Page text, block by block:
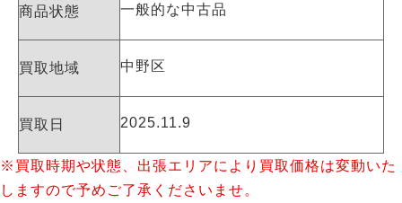
商品状態 一般的な中古品
買取地域 中野区
買取日 2025.11.9
※買取時期や状態、出張エリアにより買取価格は変動いた
しますので予めご了承くださいませ。